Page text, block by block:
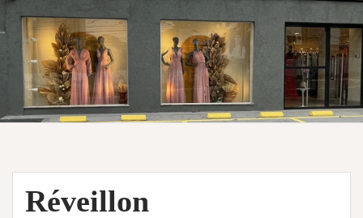
Réveillon